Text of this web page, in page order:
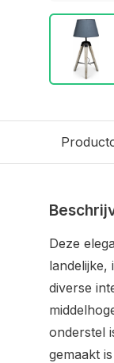
Deze
landelijke,
diverse
onderstel
gemaakt